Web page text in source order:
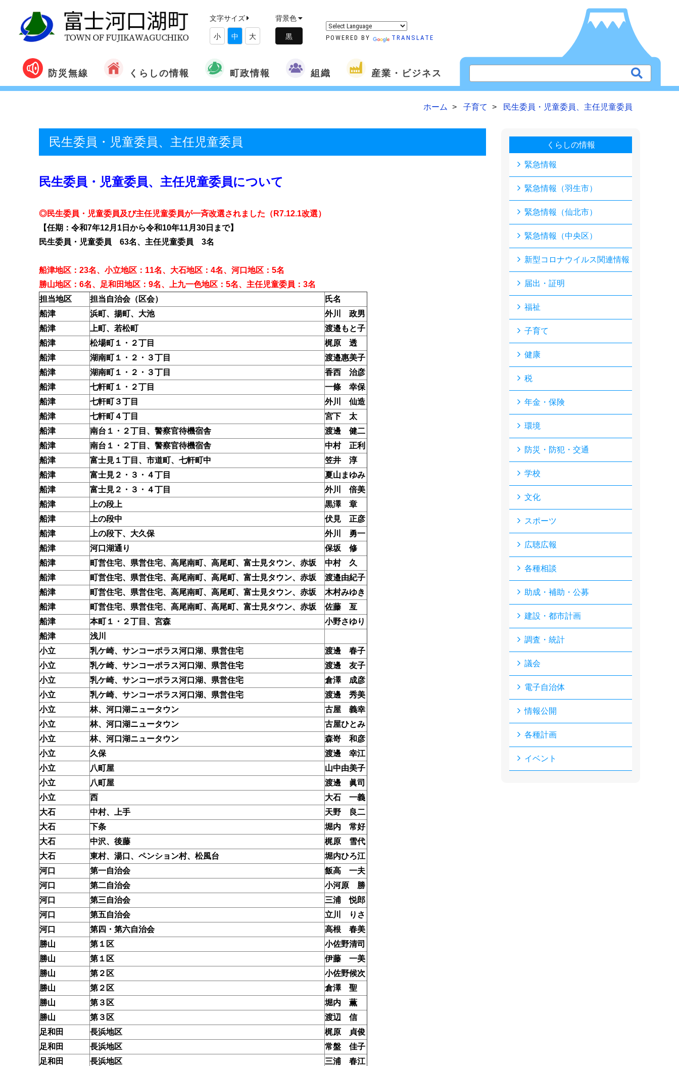
文字サイズ
小 中 大
背景色
POWERED BY TRANSLATE
防災無線 くらしの情報 町政情報 組織 産業・ビジネス
ホーム 子育て 民生委員・児童委員、主任児童委員
民生委員・児童委員、主任児童委員
民生委員・児童委員、主任児童委員について
◎民生委員・児童委員及び主任児童委員が一斉改選されました（R7.12.1改選）
【任期：令和7年12月1日から令和10年11月30日まで】
民生委員・児童委員 63名、主任児童委員 3名
船津地区：23名、小立地区：11名、大石地区：4名、河口地区：5名
勝山地区：6名、足和田地区：9名、上九一色地区：5名、主任児童委員：3名
担当地区
担当自治会（区会）
氏名
船津
浜町、揚町、大池
外川 政男
船津
上町、若松町
渡邉もと子
船津
松場町１・２丁目
梶原 透
船津
湖南町１・２・３丁目
渡邉惠美子
船津
湖南町１・２・３丁目
香西 治彦
船津
七軒町１・２丁目
一條 幸保
船津
七軒町３丁目
外川 仙造
船津
七軒町４丁目
宮下 太
船津
南台１・２丁目、警察官待機宿舎
渡邊 健二
船津
南台１・２丁目、警察官待機宿舎
中村 正利
船津
富士見１丁目、市道町、七軒町中
笠井 淳
船津
富士見２・３・４丁目
夏山まゆみ
船津
富士見２・３・４丁目
外川 倍美
船津
上の段上
黒澤 章
船津
上の段中
伏見 正彦
船津
上の段下、大久保
外川 勇一
船津
河口湖通り
保坂 修
船津
町営住宅、県営住宅、高尾南町、高尾町、富士見タウン、赤坂
中村 久
船津
町営住宅、県営住宅、高尾南町、高尾町、富士見タウン、赤坂
渡邉由紀子
船津
町営住宅、県営住宅、高尾南町、高尾町、富士見タウン、赤坂
木村みゆき
船津
町営住宅、県営住宅、高尾南町、高尾町、富士見タウン、赤坂
佐藤 亙
船津
本町１・２丁目、宮森
小野さゆり
船津
浅川
小立
乳ケ崎、サンコーポラス河口湖、県営住宅
渡邊 春子
小立
乳ケ崎、サンコーポラス河口湖、県営住宅
渡邊 友子
小立
乳ケ崎、サンコーポラス河口湖、県営住宅
倉澤 成彦
小立
乳ケ崎、サンコーポラス河口湖、県営住宅
渡邊 秀美
小立
林、河口湖ニュータウン
古屋 義幸
小立
林、河口湖ニュータウン
古屋ひとみ
小立
林、河口湖ニュータウン
森嵜 和彦
小立
久保
渡邊 幸江
小立
八町屋
山中由美子
小立
八町屋
渡邊 眞司
小立
西
大石 一義
大石
中村、上手
天野 良二
大石
下条
堀内 常好
大石
中沢、後藤
梶原 雪代
大石
東村、湯口、ペンション村、松風台
堀内ひろ江
河口
第一自治会
飯高 一夫
河口
第二自治会
小河原 勝
河口
第三自治会
三浦 悦郎
河口
第五自治会
立川 りさ
河口
第四・第六自治会
高根 春美
勝山
第１区
小佐野清司
勝山
第１区
伊藤 一美
勝山
第２区
小佐野候次
勝山
第２区
倉澤 聖
勝山
第３区
堀内 薫
勝山
第３区
渡辺 信
足和田
長浜地区
梶原 貞俊
足和田
長浜地区
常盤 佳子
足和田
長浜地区
三浦 春江
くらしの情報
緊急情報
緊急情報（羽生市）
緊急情報（仙北市）
緊急情報（中央区）
新型コロナウイルス関連情報
届出・証明
福祉
子育て
健康
税
年金・保険
環境
防災・防犯・交通
学校
文化
スポーツ
広聴広報
各種相談
助成・補助・公募
建設・都市計画
調査・統計
議会
電子自治体
情報公開
各種計画
イベント